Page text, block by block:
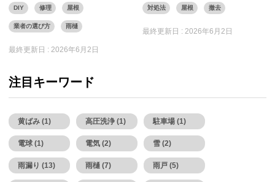
DIY 修理 屋根
業者の選び方 雨樋
最終更新日 : 2026年6月2日
対処法 屋根 撤去
最終更新日 :2026年6月2日
注目キーワード
黄ばみ (1) 高圧洗浄 (1) 駐車場 (1)
電球 (1) 電気 (2) 雪 (2)
雨漏り (13) 雨樋 (7) 雨戸 (5)